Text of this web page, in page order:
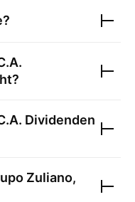
Dividenden
Zuliano,